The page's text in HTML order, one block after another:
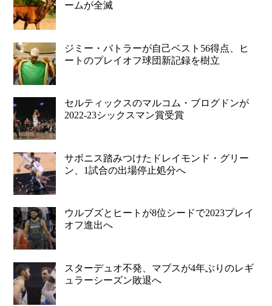
ームが全滅
ジミー・バトラーが自己ベスト56得点、ヒ
ートのプレイオフ球団新記録を樹立
セルティックスのマルコム・ブログドンが
2022-23シックスマン賞受賞
サボニス踏みつけたドレイモンド・グリー
ン、1試合の出場停止処分へ
ウルブズとヒートが8位シードで2023プレイ
オフ進出へ
スターデュオ不発、マブスが4年ぶりのレギ
ュラーシーズン敗退へ